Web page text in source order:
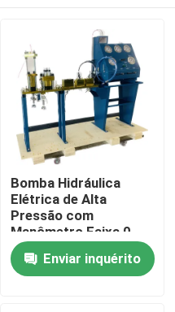
Bomba Hidráulica
Elétrica de Alta
Pressão com
Manômetro Faixa 0-
3000Bar Otimizada
para Sistemas de
Bomba Hidráulica
Enviar inquérito